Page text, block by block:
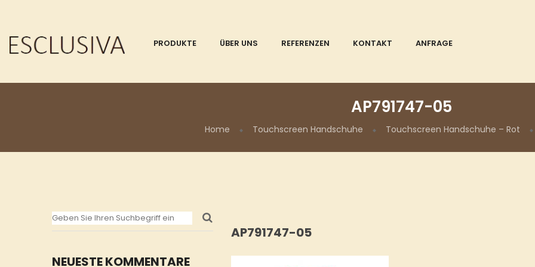
PRODUKTE ÜBER UNS REFERENZEN KONTAKT ANFRAGE
AP791747-05
Home Touchscreen Handschuhe Touchscreen Handschuhe – Rot
NEUESTE KOMMENTARE
AP791747-05